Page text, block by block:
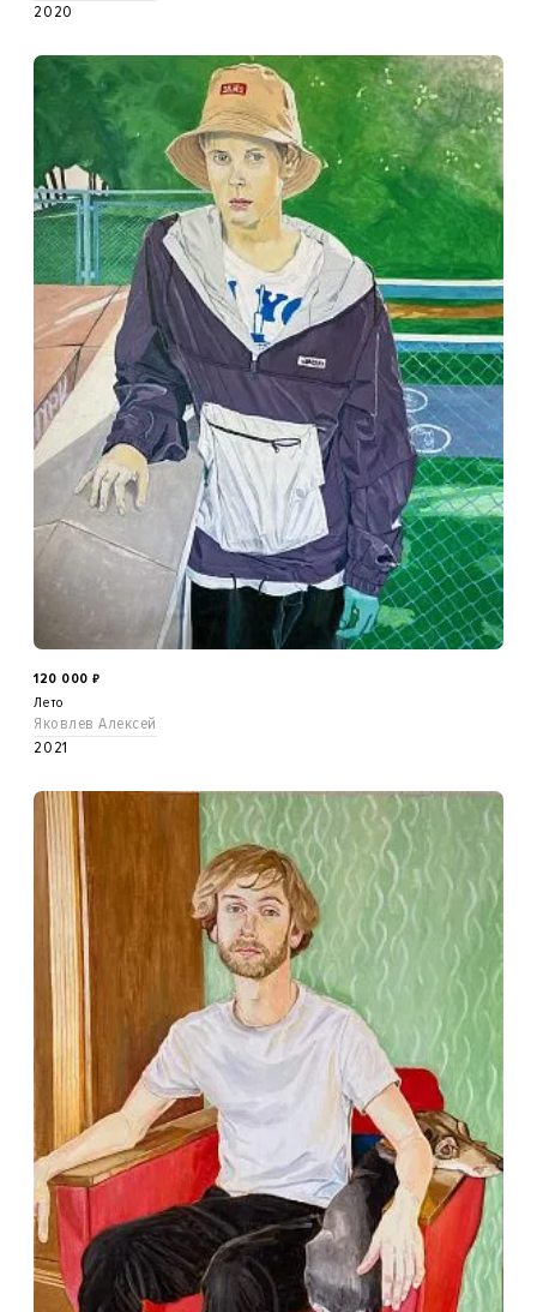
2020
120 000 ₽
Лето
Яковлев Алексей
2021